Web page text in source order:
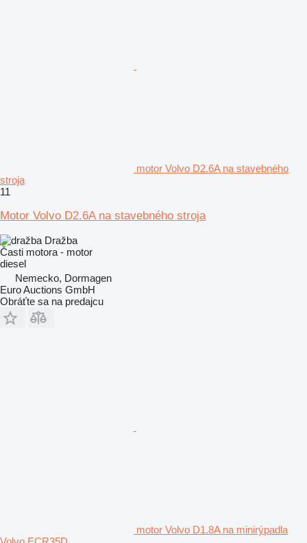
motor Volvo D2.6A na stavebného
stroja
11
Motor Volvo D2.6A na stavebného stroja
Dražba
Časti motora - motor
diesel
Nemecko, Dormagen
Euro Auctions GmbH
Obráťte sa na predajcu
motor Volvo D1.8A na minirýpadla